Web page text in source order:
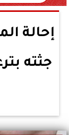
إحالة
جثته